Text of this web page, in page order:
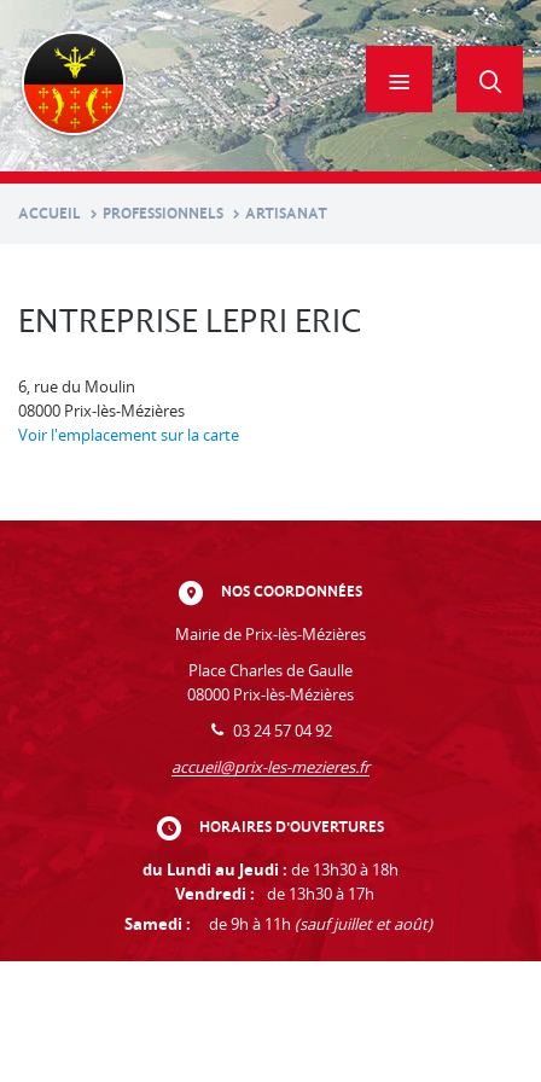
contenu
principal
ACCUEIL PROFESSIONNELS ARTISANAT
ENTREPRISE LEPRI ERIC
6, rue du Moulin
08000 Prix-lès-Mézières
Voir l'emplacement sur la carte
NOS COORDONNÉES
Mairie de Prix-lès-Mézières
Place Charles de Gaulle
08000 Prix-lès-Mézières
03 24 57 04 92
accueil@prix-les-mezieres.fr
HORAIRES D'OUVERTURES
du Lundi au Jeudi : de 13h30 à 18h
Vendredi :
de 13h30 à 17h
Samedi :
de 9h à 11h (sauf juillet et août)